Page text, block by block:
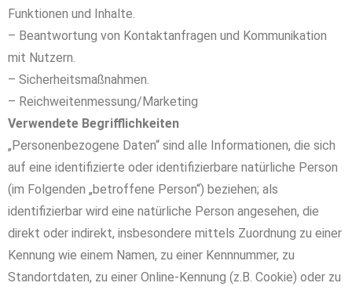
Funktionen und Inhalte.
– Beantwortung von Kontaktanfragen und Kommunikation
mit Nutzern.
– Sicherheitsmaßnahmen.
– Reichweitenmessung/Marketing
Verwendete Begrifflichkeiten
„Personenbezogene Daten“ sind alle Informationen, die sich
auf eine identifizierte oder identifizierbare natürliche Person
(im Folgenden „betroffene Person“) beziehen; als
identifizierbar wird eine natürliche Person angesehen, die
direkt oder indirekt, insbesondere mittels Zuordnung zu einer
Kennung wie einem Namen, zu einer Kennnummer, zu
Standortdaten, zu einer Online-Kennung (z.B. Cookie) oder zu